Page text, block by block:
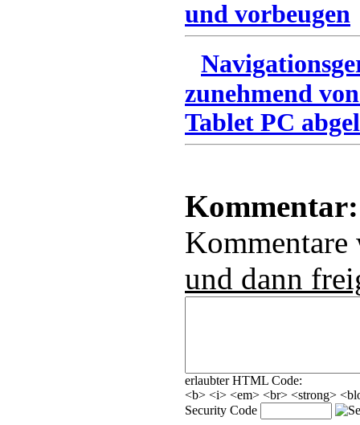
und vorbeugen
zunehmend
Tablet PC
Kommentar:
und dann
erlaubter HTML Code:
<b> <i> <em> <br> <strong>
Security Code